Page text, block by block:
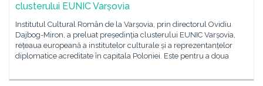
clusterului EUNIC Varșovia
Institutul Cultural Român de la Varșovia, prin directorul Ovidiu
Dajbog-Miron, a preluat președinția clusterului EUNIC Varșovia,
rețeaua europeană a institutelor culturale și a reprezentanțelor
diplomatice acreditate în capitala Poloniei. Este pentru a doua